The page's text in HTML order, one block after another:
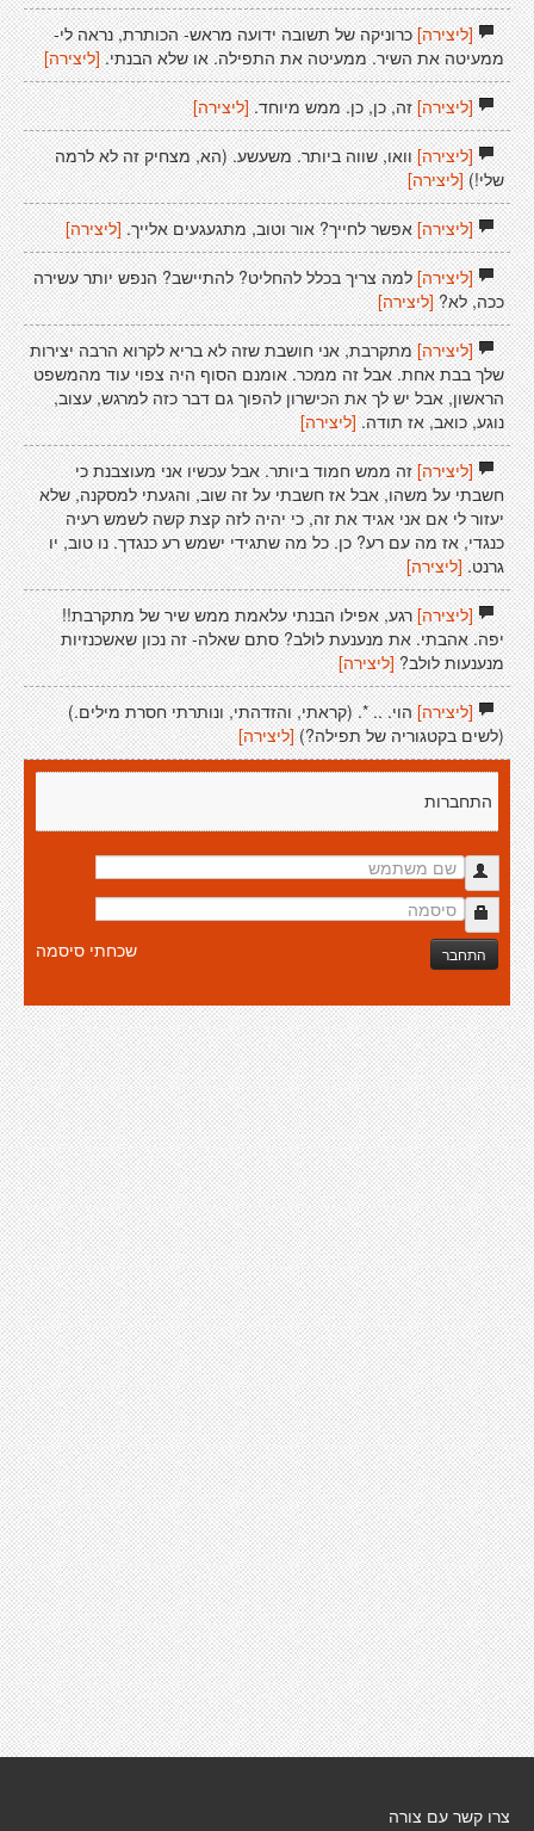
[ליצירה]כרוניקה של תשובה ידועה מראש- הכותרת, נראה לי-
ממעיטה את השיר. ממעיטה את התפילה. או שלא הבנתי. [ליצירה]
[ליצירה]זה, כן, כן. ממש מיוחד. [ליצירה]
[ליצירה]וואו, שווה ביותר. משעשע. (הא, מצחיק זה לא לרמה
שלי!) [ליצירה]
[ליצירה]אפשר לחייך? אור וטוב, מתגעגעים אלייך.[ליצירה]
[ליצירה]למה צריך בכלל להחליט? להתיישב? הנפש יותר עשירה
ככה, לא? [ליצירה]
[ליצירה]מתקרבת, אני חושבת שזה לא בריא לקרוא הרבה יצירות
שלך בבת אחת. אבל זה ממכר. אומנם הסוף היה צפוי עוד מהמשפט
הראשון, אבל יש לך את הכישרון להפוך גם דבר כזה למרגש, עצוב,
נוגע, כואב, אז תודה.[ליצירה]
[ליצירה]זה ממש חמוד ביותר. אבל עכשיו אני מעוצבנת כי
חשבתי על משהו, אבל אז חשבתי על זה שוב, והגעתי למסקנה, שלא
יעזור לי אם אני אגיד את זה, כי יהיה לזה קצת קשה לשמש רעיה
כנגדי, אז מה עם רע? כן. כל מה שתגידי ישמש רע כנגדך. נו טוב, יו
גרנט. [ליצירה]
[ליצירה]רגע, אפילו הבנתי עלאמת ממש שיר של מתקרבת!!
יפה. אהבתי. את מנענעת לולב? סתם שאלה- זה נכון שאשכנזיות
מנענעות לולב? [ליצירה]
[ליצירה]הוי. .. *. (קראתי, והזדהתי, ונותרתי חסרת מילים.)
(לשים בקטגוריה של תפילה?) [ליצירה]
התחברות
התחבר שכחתי סיסמה
צרו קשר עם צורה